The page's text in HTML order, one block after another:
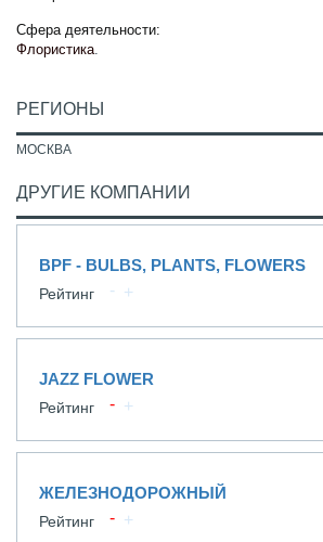
Сфера деятельности:
Флористика.
РЕГИОНЫ
МОСКВА
ДРУГИЕ КОМПАНИИ
BPF - BULBS, PLANTS, FLOWERS
Рейтинг
JAZZ FLOWER
Рейтинг
ЖЕЛЕЗНОДОРОЖНЫЙ
Рейтинг